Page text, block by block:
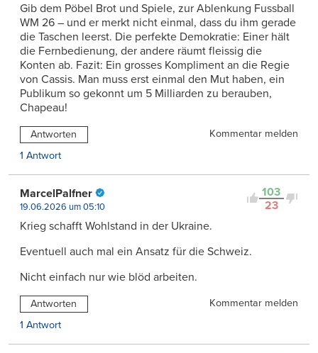
Gib dem Pöbel Brot und Spiele, zur Ablenkung Fussball
WM 26 – und er merkt nicht einmal, dass du ihm gerade
die Taschen leerst. Die perfekte Demokratie: Einer hält
die Fernbedienung, der andere räumt fleissig die
Konten ab. Fazit: Ein grosses Kompliment an die Regie
von Cassis. Man muss erst einmal den Mut haben, ein
Publikum so gekonnt um 5 Milliarden zu berauben,
Chapeau!
Antworten
Kommentar melden
1 Antwort
103
23
MarcelPalfner
19.06.2026 um 05:10
Krieg schafft Wohlstand in der Ukraine.
Eventuell auch mal ein Ansatz für die Schweiz.
Nicht einfach nur wie blöd arbeiten.
Antworten
Kommentar melden
1 Antwort